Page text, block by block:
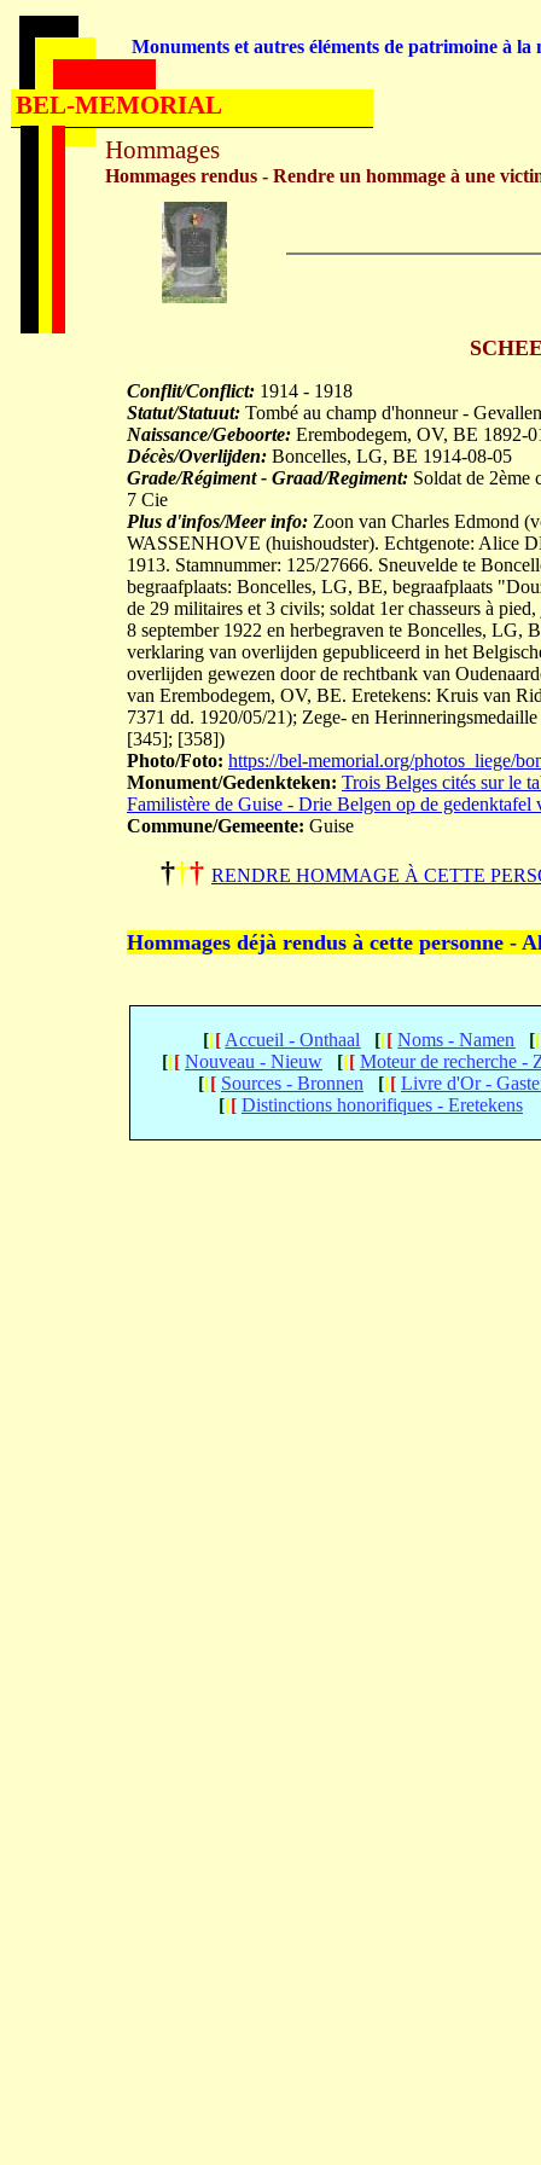
Conflit/Conflict: 1914 - 1918
Statut/Statuut: Tombé au champ d'honneur -
Naissance/Geboorte: Erembodegem, OV, BE 1892-
Décès/Overlijden: Boncelles, LG, BE 1914-08-05
Grade/Régiment - Graad/Regiment: Soldat de 2ème
7 Cie
Plus d'infos/Meer info: Zoon van Charles Edmond
WASSENHOVE (huishoudster). Echtgenote: Alice
1913. Stamnummer: 125/27666. Sneuvelde te
begraafplaats: Boncelles, LG, BE, begraafplaats
de 29 militaires et 3 civils; soldat 1er chasseurs à
8 september 1922 en herbegraven te Boncelles, LG,
verklaring van overlijden gepubliceerd in het
overlijden gewezen door de rechtbank van
van Erembodegem, OV, BE. Eretekens: Kruis van
7371 dd. 1920/05/21); Zege- en
[345]; [358])
Photo/Foto: https://bel-memorial.org/photos_liege/
Monument/Gedenkteken: Trois Belges cités sur le
Familistère de Guise - Drie Belgen op de gedenktafel
Commune/Gemeente: Guise
††† RENDRE HOMMAGE À CETTE
Hommages déjà rendus à cette personne -
[[[ Accueil - Onthaal [[[ Noms - Namen [[
[[[ Nouveau - Nieuw [[[ Moteur de recherche -
[[[ Sources - Bronnen [[[ Livre d'Or -
[[[ Distinctions honorifiques - Eretekens
Hommages
Hommages rendus - Rendre un hommage à une
Monuments et autres éléments de patrimoine à la
BEL-MEMORIAL